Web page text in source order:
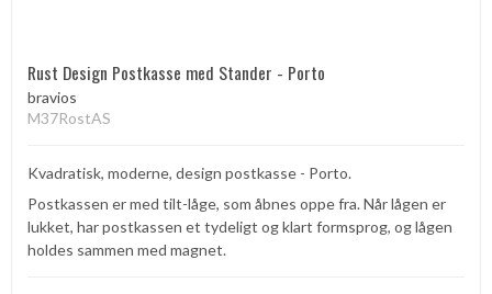
Rust Design Postkasse med Stander - Porto
bravios
M37RostAS
Kvadratisk, moderne, design postkasse - Porto.
Postkassen er med tilt-låge, som åbnes oppe fra. Når lågen er
lukket, har postkassen et tydeligt og klart formsprog, og lågen
holdes sammen med magnet.